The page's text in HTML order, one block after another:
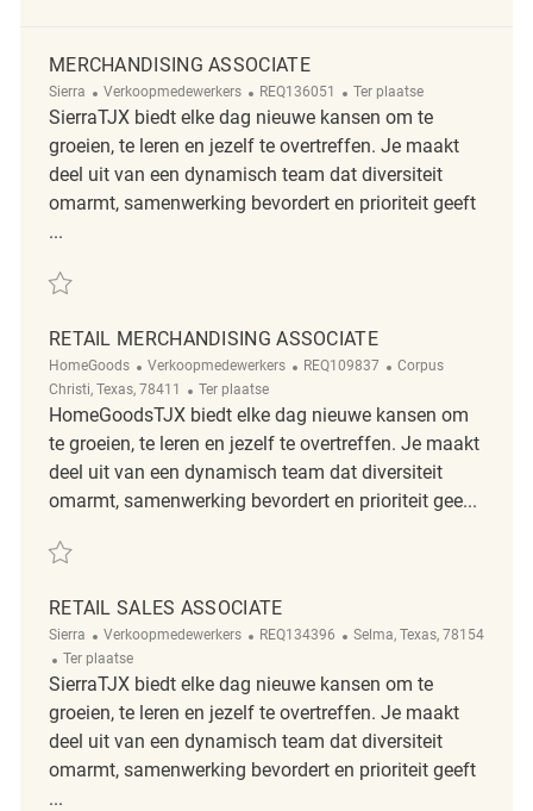
MERCHANDISING ASSOCIATE
Sierra Categorie
Verkoopmedewerkers ReqId
REQ136051 Afgelegen
Ter plaatse
SierraTJX biedt elke dag nieuwe kansen om te
groeien, te leren en jezelf te overtreffen. Je maakt
deel uit van een dynamisch team dat diversiteit
omarmt, samenwerking bevordert en prioriteit geeft
...
Redden Merchandising Associate REQ136051
RETAIL MERCHANDISING ASSOCIATE
HomeGoods Categorie
Verkoopmedewerkers ReqId
REQ109837 Plaats
Corpus
Christi, Texas, 78411
Afgelegen
Ter plaatse
HomeGoodsTJX biedt elke dag nieuwe kansen om
te groeien, te leren en jezelf te overtreffen. Je maakt
deel uit van een dynamisch team dat diversiteit
omarmt, samenwerking bevordert en prioriteit gee...
Redden Retail Merchandising Associate REQ109837
RETAIL SALES ASSOCIATE
Sierra Categorie
Verkoopmedewerkers ReqId
REQ134396 Plaats
Selma, Texas, 78154
Afgelegen
Ter plaatse
SierraTJX biedt elke dag nieuwe kansen om te
groeien, te leren en jezelf te overtreffen. Je maakt
deel uit van een dynamisch team dat diversiteit
omarmt, samenwerking bevordert en prioriteit geeft
...